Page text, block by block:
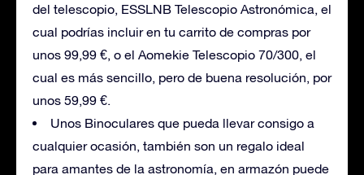
del telescopio, ESSLNB Telescopio Astronómica, el
cual podrías incluir en tu carrito de compras por
unos 99,99 €, o el Aomekie Telescopio 70/300, el
cual es más sencillo, pero de buena resolución, por
unos 59,99 €.
Unos Binoculares que pueda llevar consigo a
cualquier ocasión, también son un regalo ideal
para amantes de la astronomía, en armazón puede